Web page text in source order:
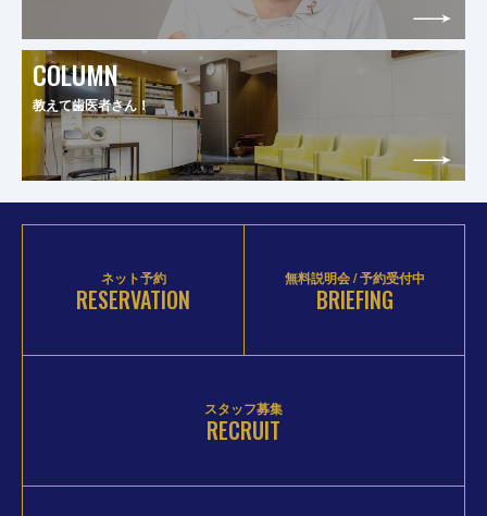
COLUMN
教えて歯医者さん！
ネット予約
RESERVATION
無料説明会 / 予約受付中
BRIEFING
スタッフ募集
RECRUIT